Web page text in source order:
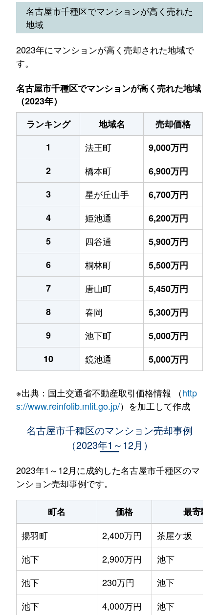
名古屋市千種区でマンションが高く売れた
地域
2023年にマンションが高く売却された地域で
す。
名古屋市千種区でマンションが高く売れた地域
（2023年）
ランキング
地域名
売却価格
1
法王町
9,000万円
2
橋本町
6,900万円
3
星が丘山手
6,700万円
4
姫池通
6,200万円
5
四谷通
5,900万円
6
桐林町
5,500万円
7
唐山町
5,450万円
8
春岡
5,300万円
9
池下町
5,000万円
10
鏡池通 5,000万円
※出典：国土交通省不動産取引価格情報 （http
s://www.reinfolib.mlit.go.jp/）を加工して作成
名古屋市千種区のマンション売却事例
（2023年1～12月）
2023年1～12月に成約した名古屋市千種区のマ
ンション売却事例です。
町名 価格
最寄駅
揚羽町
2,400万円
茶屋ケ坂
池下
2,900万円
池下
池下
230万円
池下
池下
4,000万円
池下